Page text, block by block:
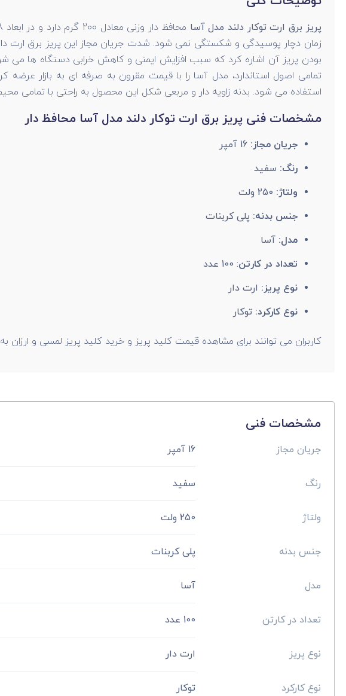
پریز برق ارت توکار دلند مدل آسا
بودن پریز آن اشاره کرد که سبب افزایش ایمنی و کاهش خرابی دستگاه ها می
تمامی اصول استاندارد، مدل آسا را با قیمت مقرون به صرفه ای به بازار
استفاده می شود. بدنه زاویه دار و مربعی شکل این محصول به راحتی با تمامی
مشخصات فنی پریز برق ارت توکار دلند مدل آسا محافظ دار
جریان مجاز: 16 آمپر
رنگ: سفید
ولتاژ: 250 ولت
جنس بدنه: پلی کربنات
مدل: آسا
تعداد در کارتن: 100 عدد
نوع پریز: ارت دار
نوع کارکرد: توکار
کاربران می توانند برای مشاهده قیمت کلید پریز و خرید کلید پریز لمسی و ارزان
مشخصات فنی
جریان مجاز 16 آمپر
رنگ سفید
ولتاژ 250 ولت
جنس بدنه پلی کربنات
مدل آسا
تعداد در کارتن 100 عدد
نوع پریز ارت دار
نوع کارکرد توکار